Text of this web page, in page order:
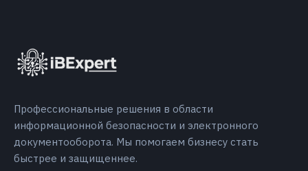
Профессиональные решения в области
информационной безопасности и электронного
документооборота. Мы помогаем бизнесу стать
быстрее и защищеннее.